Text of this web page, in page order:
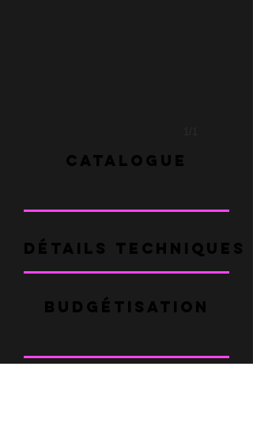
CATALOGUE
DÉTAILS TECHNIQUES
BUDGÉTISATION